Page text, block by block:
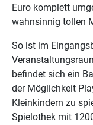
Euro komplett
wahnsinnig tollen
So ist im
befindet sich ein
der Möglichkeit
Kleinkindern zu
Spielothek mit